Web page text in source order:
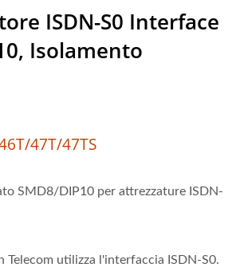
ISDN-S0 Interface
Isolamento
47T/47TS
SMD8/DIP10 per attrezzature ISDN-
Telecom utilizza l'interfaccia ISDN-S0.